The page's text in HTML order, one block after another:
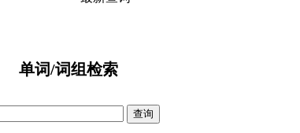
单词/词组检索